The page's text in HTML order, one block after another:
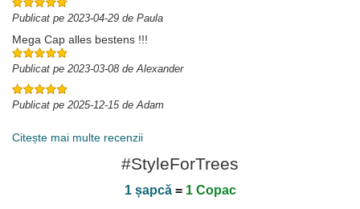
Publicat pe 2023-04-29 de Paula
Mega Cap alles bestens !!!
Publicat pe 2023-03-08 de Alexander
Publicat pe 2025-12-15 de Adam
Citește mai multe recenzii
#StyleForTrees
1 șapcă= 1 Copac